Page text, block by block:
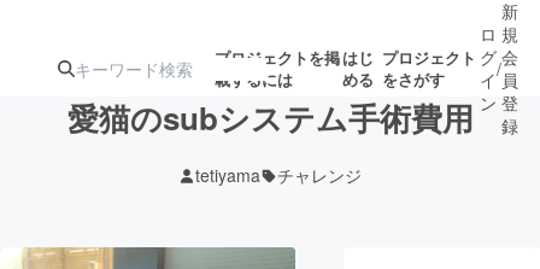
プロジェクトを掲
載するには
はじ
める
プロジェクト
をさがす
ロ
グ
イ
ン
/
新
規
会
員
登
録
愛猫のsubシステム手術費用
tetiyama チャレンジ